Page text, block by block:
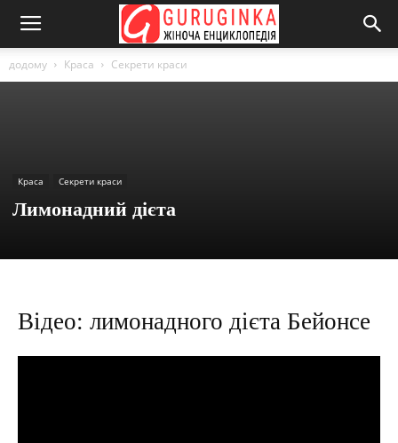
додому Краса Секрети краси
Краса Секрети краси
Лимонадний дієта
Відео: лимонадного дієта Бейонсе